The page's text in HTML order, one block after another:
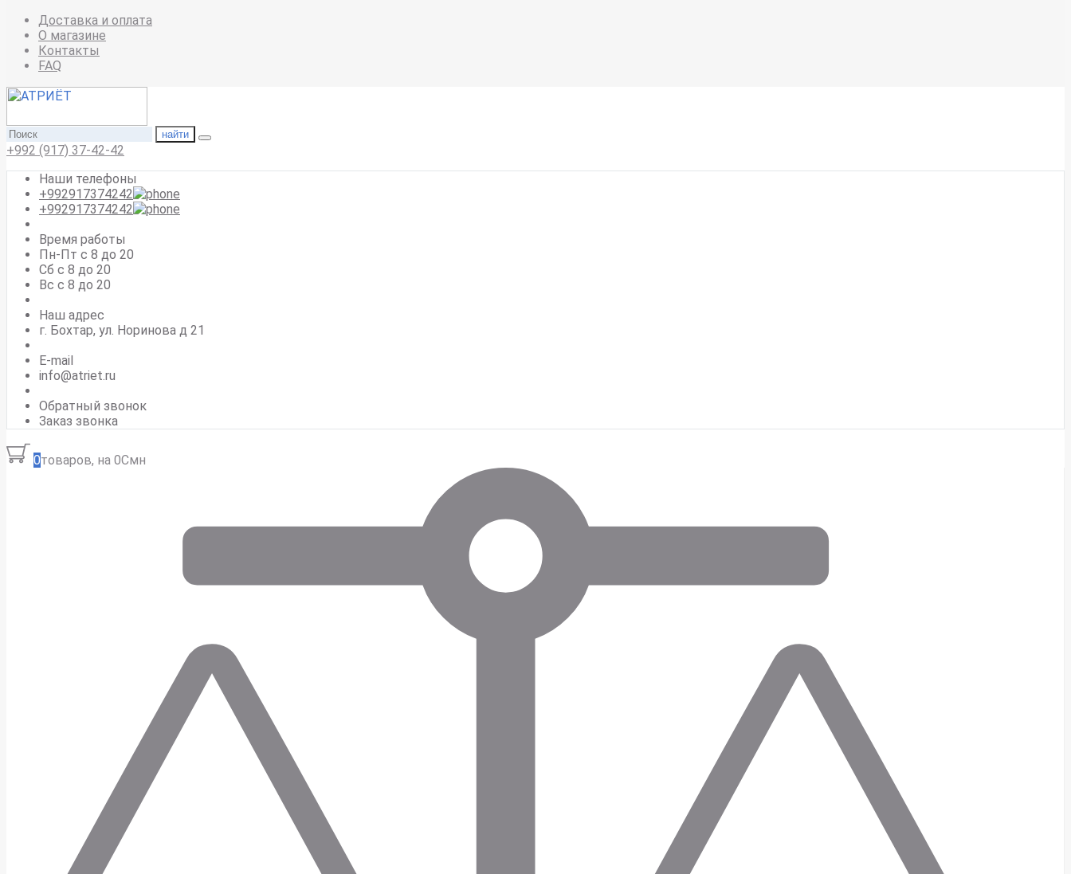
Доставка и оплата
О магазине
Контакты
FAQ
найти
+992 (917) 37-42-42
Наши телефоны
+992917374242
+992917374242
Время работы
Пн-Пт с 8 до 20
Сб с 8 до 20
Вс c 8 до 20
Наш адрес
г. Бохтар, ул. Норинова д 21
E-mail
info@atriet.ru
Обратный звонок
Заказ звонка
0товаров, на 0Смн